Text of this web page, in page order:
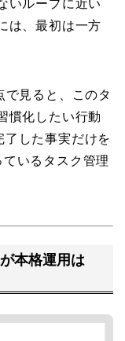
いループに近い
は、最初は一方
で見ると、このタ
慣化したい行動
した事実だけを
いるタスク管理
本格運用は